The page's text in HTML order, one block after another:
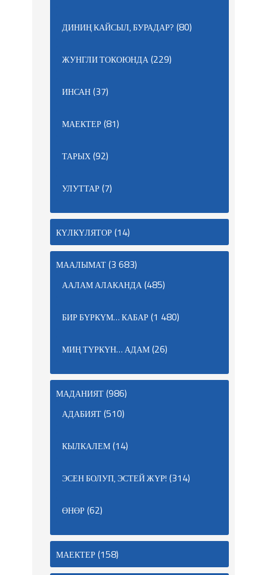
ДИНИҢ КАЙСЫЛ, БУРАДАР? (80)
ЖУНГЛИ ТОКОЮНДА(229)
ИНСАН(37)
МАЕКТЕР(81)
ТАРЫХ(92)
УЛУТТАР(7)
КҮЛКҮЛЯТОР(14)
МААЛЫМАТ(3 683)
ААЛАМ АЛАКАНДА(485)
БИР БҮРКҮМ… КАБАР(1 480)
МИҢ ТҮРКҮН… АДАМ(26)
МАДАНИЯТ(986)
АДАБИЯТ(510)
КЫЛКАЛЕМ(14)
ЭСЕН БОЛУП, ЭСТЕЙ ЖҮР! (314)
ӨНӨР(62)
МАЕКТЕР(158)